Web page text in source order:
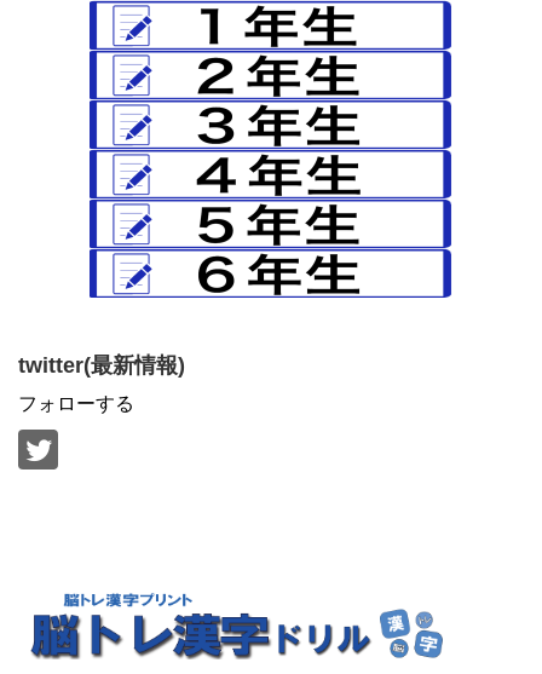
twitter(最新情報)
フォローする